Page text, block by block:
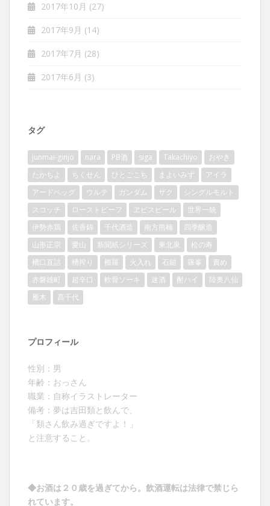
2017年10月 (27)
2017年9月 (14)
2017年7月 (28)
2017年6月 (3)
タグ
junmai-ginjo nara PB酒 siga Takachiyo
おやき
たかちよ
ちくせん ひとごこち まよいみず
アイラ
アードベッグ
ウルテ ガンダム ザク
シングルモルト
スコッチ
ローストビーフ ヱビスビール
世界一統
伊勢赤鶏
佐香錦 千代酒造 南方熊楠
四季醸造
山形正宗
愛山 新聞紙シリーズ 東北泉
松の寿
槽口直詰
槽搾り 櫛羅 火入れ 石鎚 篠峯
責め
赤磐雄町
超辛口 軟骨ソーキ 迷酒 酎ハイ
陸奥八仙
雁木
髙千代
プロフィール
性別：男
年齢：おっさん
職業：自称イラストレーター
備考：夢は吉田類と飲んで、
「類さん飲み過ぎですよ！」
と注意すること。
◆お酒は２０歳を過ぎてから。飲酒運転は法律で禁じら
れています。